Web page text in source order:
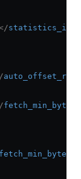
fetch_min_bytes
fetch_min_bytes